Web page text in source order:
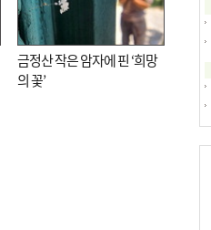
금정산 작은 암자에 핀 ‘희망
의 꽃’